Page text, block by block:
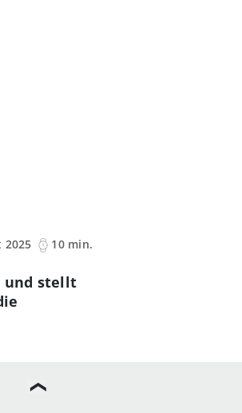
2025
10 min.
und stellt